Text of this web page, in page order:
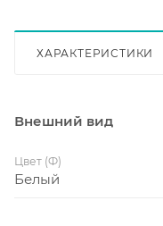
ХАРАКТЕРИСТИКИ
Внешний вид
Цвет (Ф)
Белый